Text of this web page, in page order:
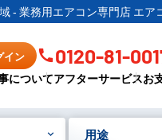
- 業務用エアコン専門店 エア
イン 0120-81-
についてアフターサービスお
用途